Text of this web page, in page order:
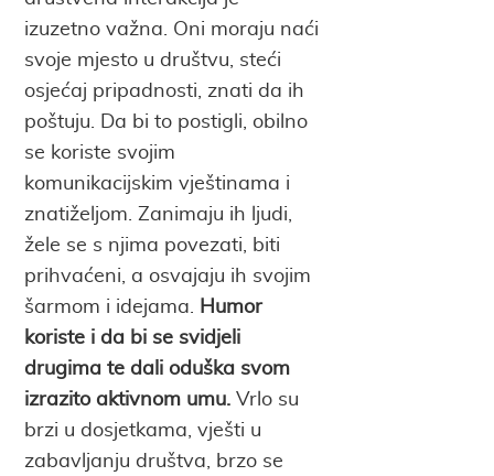
izuzetno važna. Oni moraju naći
svoje mjesto u društvu, steći
osjećaj pripadnosti, znati da ih
poštuju. Da bi to postigli, obilno
se koriste svojim
komunikacijskim vještinama i
znatiželjom. Zanimaju ih ljudi,
žele se s njima povezati, biti
prihvaćeni, a osvajaju ih svojim
šarmom i idejama. Humor
koriste i da bi se svidjeli
drugima te dali oduška svom
izrazito aktivnom umu. Vrlo su
brzi u dosjetkama, vješti u
zabavljanju društva, brzo se